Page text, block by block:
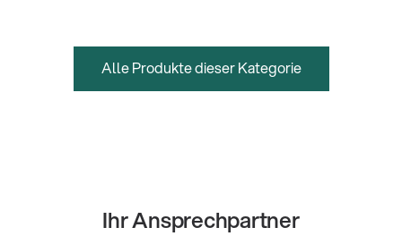
Alle Produkte dieser Kategorie
Ihr Ansprechpartner